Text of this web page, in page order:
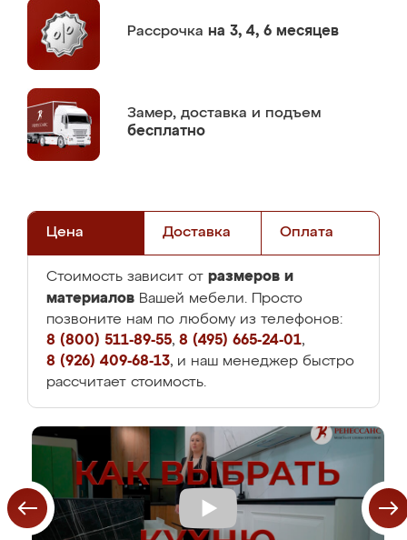
Рассрочка на 3, 4, 6 месяцев
Замер, доставка и подъем
бесплатно
Цена Доставка Оплата
Стоимость зависит от размеров и
материалов Вашей мебели. Просто
позвоните нам по любому из телефонов:
8 (800) 511-89-55, 8 (495) 665-24-01,
8 (926) 409-68-13, и наш менеджер быстро
рассчитает стоимость.